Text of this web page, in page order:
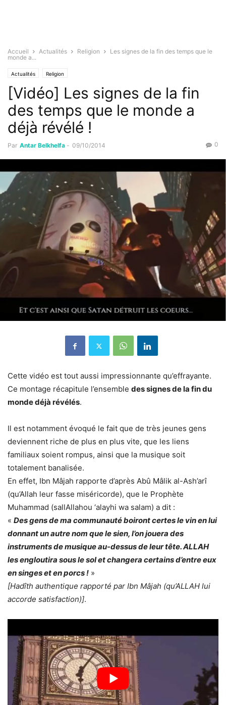
Accueil Actualités Religion
Les signes de la fin des temps que le
monde a...
Actualités Religion
[Vidéo] Les signes de la fin
des temps que le monde a
déjà révélé !
Par Antar Belkhelfa - 09/10/2014 0
Cette vidéo est tout aussi impressionnante qu’effrayante.
Ce montage récapitule l’ensemble des signes de la fin du
monde déjà révélés.
Il est notamment évoqué le fait que de très jeunes gens
deviennent riche de plus en plus vite, que les liens
familiaux soient rompus, ainsi que la musique soit
totalement banalisée.
En effet, Ibn Mâjah rapporte d’après Abû Mâlik al-Ash’arî
(qu’Allah leur fasse miséricorde), que le Prophète
Muhammad (sallAllahou ‘alayhi wa salam) a dit :
« Des gens de ma communauté boiront certes le vin en lui
donnant un autre nom que le sien, l’on jouera des
instruments de musique au-dessus de leur tête. ALLAH
les engloutira sous le sol et changera certains d’entre eux
en singes et en porcs ! »
[Hadîth authentique rapporté par Ibn Mâjah (qu’ALLAH lui
accorde satisfaction)].